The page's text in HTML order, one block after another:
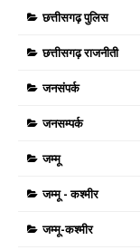
छत्तीसगढ़ पुलिस
छत्तीसगढ़ राजनीती
जनसंपर्क
जनसम्पर्क
जम्मू
जम्मू - कश्मीर
जम्मू-कश्मीर